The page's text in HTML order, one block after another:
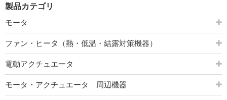
製品カテゴリ
モータ
ファン・ヒータ（熱・低温・結露対策機器）
電動アクチュエータ
モータ・アクチュエータ 周辺機器